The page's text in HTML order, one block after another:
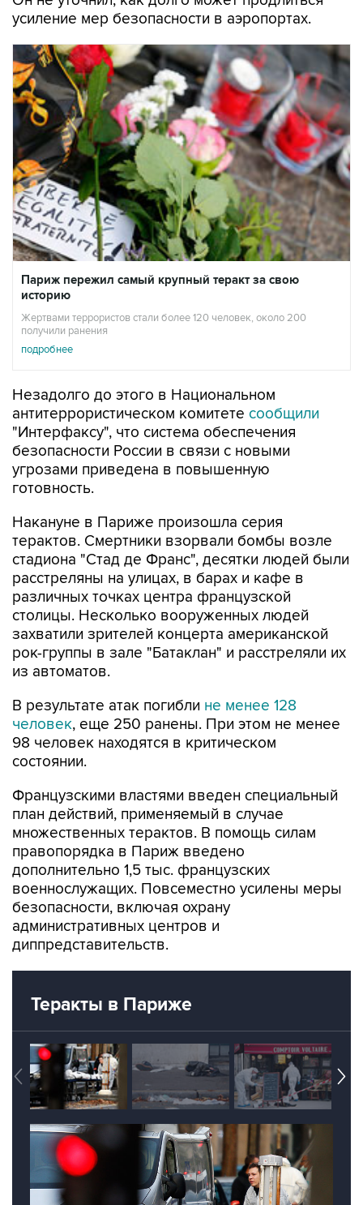
усиление мер безопасности в аэропортах.
Париж пережил самый крупный теракт за свою
историю
Жертвами террористов стали более 120 человек, около 200
получили ранения
подробнее
Незадолго до этого в Национальном
антитеррористическом комитете сообщили
"Интерфаксу", что система обеспечения
безопасности России в связи с новыми
угрозами приведена в повышенную
готовность.
Накануне в Париже произошла серия
терактов. Смертники взорвали бомбы возле
стадиона "Стад де Франс", десятки людей были
расстреляны на улицах, в барах и кафе в
различных точках центра французской
столицы. Несколько вооруженных людей
захватили зрителей концерта американской
рок-группы в зале "Батаклан" и расстреляли их
из автоматов.
В результате атак погибли не менее 128
человек, еще 250 ранены. При этом не менее
98 человек находятся в критическом
состоянии.
Французскими властями введен специальный
план действий, применяемый в случае
множественных терактов. В помощь силам
правопорядка в Париж введено
дополнительно 1,5 тыс. французских
военнослужащих. Повсеместно усилены меры
безопасности, включая охрану
административных центров и
диппредставительств.
Теракты в Париже